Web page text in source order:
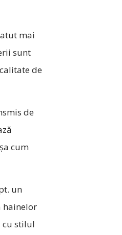
mai
sunt
de
de
cum
un
hainelor
cu stilul